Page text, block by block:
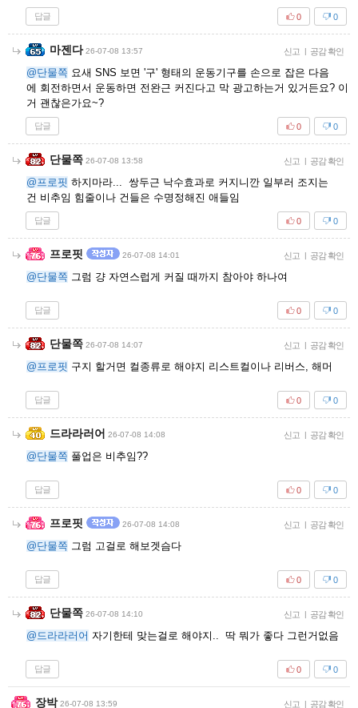
답글 0
0
마젠다 26-07-08 13:57 신고 | 공감 확인
@단물쪽 요새 SNS 보면 '구' 형태의 운동기구를 손으로 잡은 다음
에 회전하면서 운동하면 전완근 커진다고 막 광고하는거 있거든요? 이
거 괜찮은가요~?
답글 0
0
단물쪽 26-07-08 13:58 신고 | 공감 확인
@프로핏 하지마라... 쌍두근 낙수효과로 커지니깐 일부러 조지는
건 비추임 힘줄이나 건들은 수명정해진 애들임
답글 0
0
프로핏 26-07-08 14:01 신고 | 공감 확인
@단물쪽 그럼 걍 자연스럽게 커질 때까지 참아야 하나여
답글 0
0
단물쪽 26-07-08 14:07 신고 | 공감 확인
@프로핏 구지 할거면 컬종류로 해야지 리스트컬이나 리버스, 해머
답글 0
0
드라라러어 26-07-08 14:08 신고 | 공감 확인
@단물쪽 풀업은 비추임??
답글 0
0
프로핏 26-07-08 14:08 신고 | 공감 확인
@단물쪽 그럼 고걸로 해보겟슴다
답글 0
0
단물쪽 26-07-08 14:10 신고 | 공감 확인
@드라라러어 자기한테 맞는걸로 해야지.. 딱 뭐가 좋다 그런거없음
답글 0
0
장박 26-07-08 13:59 신고 | 공감 확인